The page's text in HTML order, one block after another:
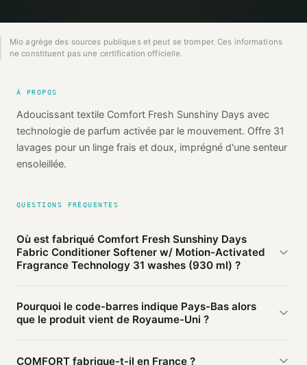
Mio agrège des sources publiques et peut se tromper. Ces informations
ne constituent pas une certification officielle.
À PROPOS
Adoucissant textile Comfort Fresh Sunshiny Days avec
technologie de parfum activée par le mouvement. Offre 31
lavages pour un linge frais et doux, imprégné d'une senteur
ensoleillée.
QUESTIONS FRÉQUENTES
Où est fabriqué Comfort Fresh Sunshiny Days
Fabric Conditioner Softener w/ Motion-Activated
Fragrance Technology 31 washes (930 ml) ?
Fresh Sunshiny Days Fabric Conditioner Softener w/
Motion-Activated Fragrance Technology 31 washes (930
Cette information est basée sur 2 sources publiques.
Pourquoi le code-barres indique Pays-Bas alors
que le produit vient de Royaume-Uni ?
COMFORT fabrique-t-il en France ?